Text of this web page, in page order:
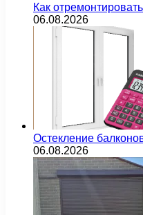
Как
06.08.2026
Остекление
06.08.2026